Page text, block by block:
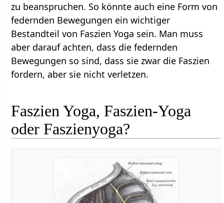
zu beanspruchen. So könnte auch eine Form von
federnden Bewegungen ein wichtiger
Bestandteil von Faszien Yoga sein. Man muss
aber darauf achten, dass die federnden
Bewegungen so sind, dass sie zwar die Faszien
fordern, aber sie nicht verletzen.
Faszien Yoga, Faszien-Yoga
oder Faszienyoga?